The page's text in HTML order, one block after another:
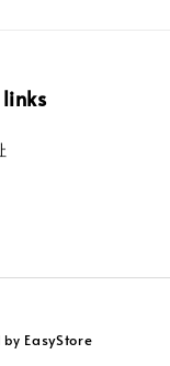
by EasyStore